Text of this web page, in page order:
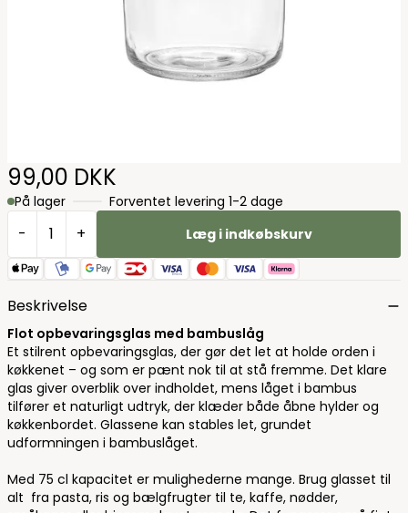
99,00 DKK
På lager Forventet levering 1-2 dage
- + Læg i indkøbskurv
Beskrivelse
Flot opbevaringsglas med bambuslåg
Et stilrent opbevaringsglas, der gør det let at holde orden i
køkkenet – og som er pænt nok til at stå fremme. Det klare
glas giver overblik over indholdet, mens låget i bambus
tilfører et naturligt udtryk, der klæder både åbne hylder og
køkkenbordet. Glassene kan stables let, grundet
udformningen i bambuslåget.
Med 75 cl kapacitet er mulighederne mange. Brug glasset til
alt fra pasta, ris og bælgfrugter til te, kaffe, nødder,